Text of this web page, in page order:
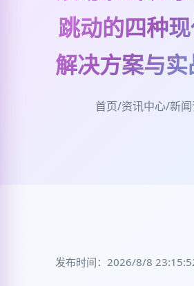
跳动的四种现
解决方案与
首页/资讯中心/新
发布时间：2026/8/8